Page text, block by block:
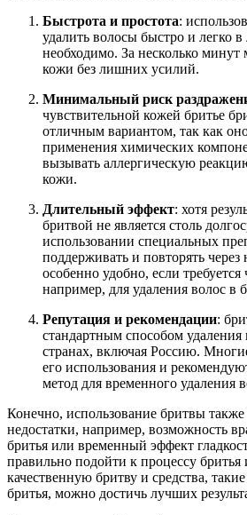
Быстрота и простота:
удалить волосы быстро и легко
необходимо. За несколько минут
кожи без лишних усилий.
Минимальный риск
чувствительной кожей бритье
отличным вариантом, так как
применения химических
вызывать аллергическую
кожи.
Длительный эффект: хотя
бритвой не является столь
использовании специальных
поддерживать и повторять через
особенно удобно, если требуется
например, для удаления волос в
Репутация и рекомендации:
стандартным способом
странах, включая Россию.
его использования и
метод для временного удаления
Конечно, использование бритвы
недостатки, например, возможность
бритья или временный эффект
правильно подойти к процессу бритья
качественную бритву и средства,
бритья, можно достичь лучших